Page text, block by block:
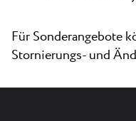
Für Sonderangebote
Stornierungs- und